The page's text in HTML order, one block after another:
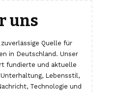
uns
Quelle für
in Deutschland. Unser
fundierte und aktuelle
Lebensstil,
Technologie und